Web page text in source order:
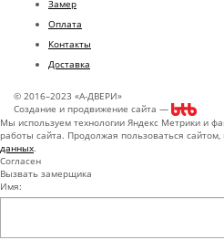
Замер
Оплата
Контакты
Доставка
© 2016–2023 «А-ДВЕРИ»
Создание и продвижение сайта —
Мы используем технологии Яндекс Метрики и
работы сайта. Продолжая пользоваться
данных.
Согласен
Вызвать замерщика
Имя: